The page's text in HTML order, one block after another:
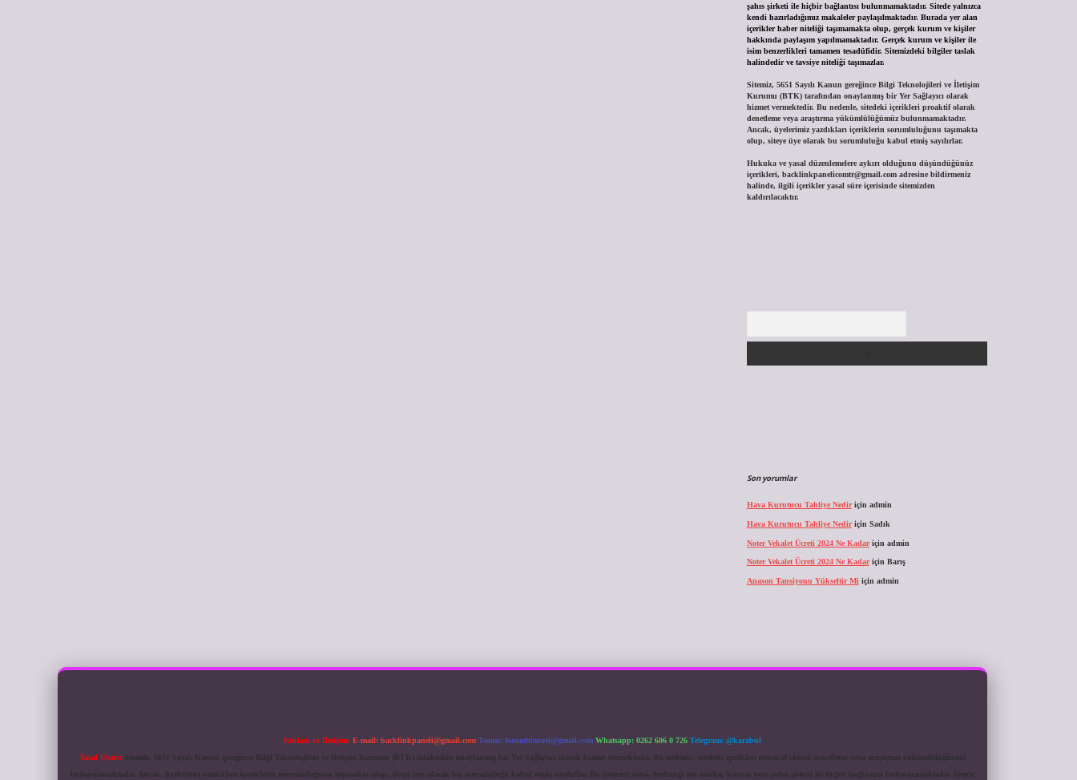
şahıs şirketi ile hiçbir bağlantısı bulunmamaktadır. Sitede yalnızca
kendi hazırladığımız makaleler paylaşılmaktadır. Burada yer alan
içerikler haber niteliği taşımamakta olup, gerçek kurum ve kişiler
hakkında paylaşım yapılmamaktadır. Gerçek kurum ve kişiler ile
isim benzerlikleri tamamen tesadüfidir. Sitemizdeki bilgiler taslak
halindedir ve tavsiye niteliği taşımazlar.
Sitemiz, 5651 Sayılı Kanun gereğince Bilgi Teknolojileri ve İletişim
Kurumu (BTK) tarafından onaylanmış bir Yer Sağlayıcı olarak
hizmet vermektedir. Bu nedenle, sitedeki içerikleri proaktif olarak
denetleme veya araştırma yükümlülüğümüz bulunmamaktadır.
Ancak, üyelerimiz yazdıkları içeriklerin sorumluluğunu taşımakta
olup, siteye üye olarak bu sorumluluğu kabul etmiş sayılırlar.
Hukuka ve yasal düzenlemelere aykırı olduğunu düşündüğünüz
içerikleri, backlinkpanelicomtr@gmail.comadresine bildirmeniz
halinde, ilgili içerikler yasal süre içerisinde sitemizden
kaldırılacaktır.
Son yorumlar
Hava Kurutucu Tahliye Nediriçin admin
Hava Kurutucu Tahliye Nediriçin Sadık
Noter Vekalet Ücreti 2024 Ne Kadariçin admin
Noter Vekalet Ücreti 2024 Ne Kadariçin Barış
Anason Tansiyonu Yükseltir Mi için admin
Reklam ve İletişim: E-mail: backlinkpaneli@gmail.com Teams: forumhizmeti@gmail.com Whatsapp: 0262 606 0 726 Telegram: @karabul
Yasal Uyarı: Sitemiz, 5651 Sayılı Kanun gereğince Bilgi Teknolojileri ve İletişim Kurumu (BTK) tarafından onaylanmış bir Yer Sağlayıcı olarak hizmet vermektedir. Bu nedenle, sitedeki içerikleri proaktif olarak denetleme veya araştırma yükümlülüğümüz
bulunmamaktadır. Ancak, üyelerimiz yazdıkları içeriklerin sorumluluğunu taşımakta olup, siteye üye olarak bu sorumluluğu kabul etmiş sayılırlar. Bu internet sitesi, herhangi bir marka, kurum veya şahıs şirketi ile hiçbir bağlantısı bulunmamaktadır. Sitede